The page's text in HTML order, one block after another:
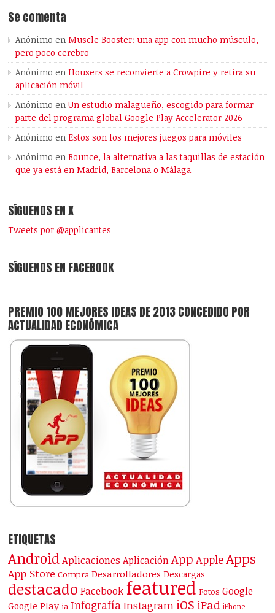
Se comenta
Anónimo enMuscle Booster: una app con mucho músculo,
pero poco cerebro
Anónimo enHousers se reconvierte a Crowpire y retira su
aplicación móvil
Anónimo enUn estudio malagueño, escogido para formar
parte del programa global Google Play Accelerator 2026
Anónimo enEstos son los mejores juegos para móviles
Anónimo enBounce, la alternativa a las taquillas de estación
que ya está en Madrid, Barcelona o Málaga
SÍGUENOS EN X
Tweets por @applicantes
SÍGUENOS EN FACEBOOK
PREMIO 100 MEJORES IDEAS DE 2013 CONCEDIDO POR
ACTUALIDAD ECONÓMICA
ETIQUETAS
Android Aplicaciones Aplicación App AppleApps
App Store Compra Desarrolladores Descargas
destacado Facebook featured Fotos Google
Google Play ia Infografía Instagram iOS iPad iPhone